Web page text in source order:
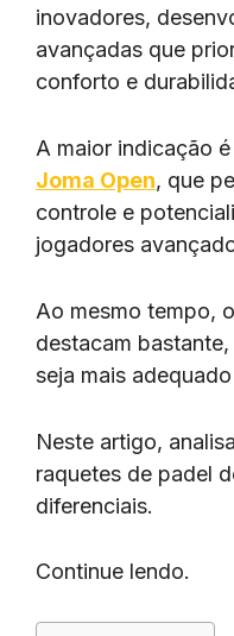
inovadores,
avançadas que
conforto e
A maior indicação é
Joma Open, que
controle e
jogadores
Ao mesmo tempo,
destacam
seja mais
Neste artigo,
raquetes de padel
diferenciais.
Continue lendo.